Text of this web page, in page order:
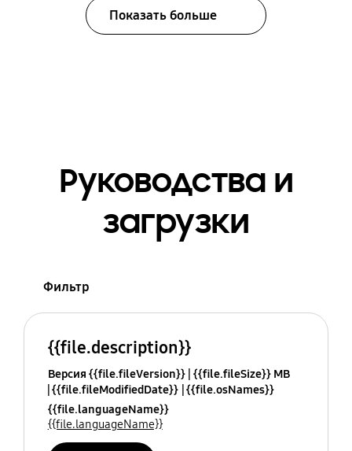
Показать больше
Руководства и
загрузки
Фильтр
{{file.description}}
Версия {{file.fileVersion}} {{file.fileSize}} MB
{{file.fileModifiedDate}} {{file.osNames}}
{{file.languageName}}
{{file.languageName}}